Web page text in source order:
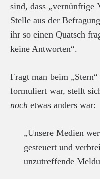
sind, dass „vernünftige
Stelle aus der
ihr so einen Quatsch
keine Antworten“.
Fragt man beim
formuliert war, stellt
noch etwas anders war:
„Unsere Medien
gesteuert und
unzutreffende